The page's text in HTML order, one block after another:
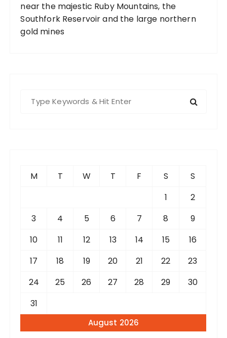
near the majestic Ruby Mountains, the
Southfork Reservoir and the large northern
gold mines
August 2026
M T W T F S
S
1
2
3
4 5 6 7 8
9
10
11 12 13 14 15
16
17
18 19 20 21 22
23
24
25 26 27 28 29
30
31